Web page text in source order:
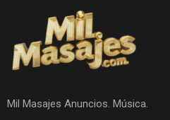
Mil Masajes Anuncios. Música.